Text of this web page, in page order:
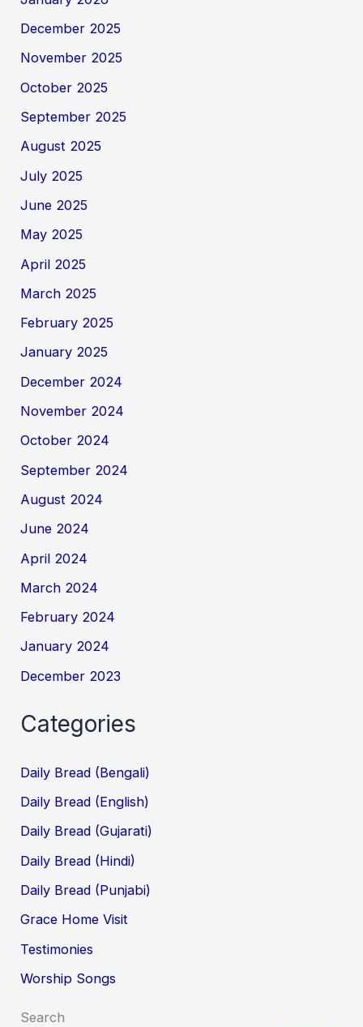
December 2025
November 2025
October 2025
September 2025
August 2025
July 2025
June 2025
May 2025
April 2025
March 2025
February 2025
January 2025
December 2024
November 2024
October 2024
September 2024
August 2024
June 2024
April 2024
March 2024
February 2024
January 2024
December 2023
Categories
Daily Bread (Bengali)
Daily Bread (English)
Daily Bread (Gujarati)
Daily Bread (Hindi)
Daily Bread (Punjabi)
Grace Home Visit
Testimonies
Worship Songs
Search